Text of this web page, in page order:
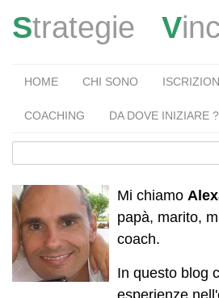
Strategie V
HOME CHI SONO
COACHING DA DOVE INIZIARE ?
Mi chiamo
papà, marito,
coach.
In questo blog
esperienze